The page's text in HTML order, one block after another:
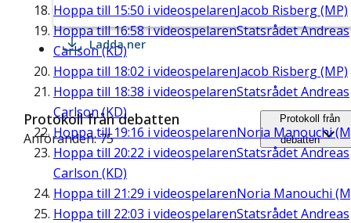
Hoppa till 15:50 i videospelarenJacob Risberg (MP)
Hoppa till16:58i videospelarenStatsrådet Andreas
Carlson (KD)
Hoppa till 18:02 i videospelarenJacob Risberg (MP)
Hoppa till 18:38 i videospelarenStatsrådet Andreas
Carlson (KD)
Hoppa till19:16 i videospelarenNoria Manouchi
Hoppa till 20:22 i videospelarenStatsrådet Andreas
Carlson (KD)
Hoppa till 21:29 i videospelarenNoria Manouchi
Hoppa till 22:03 i videospelarenStatsrådet Andreas
Ladda ner
Protokoll från debatten
Anföranden: 75
Protokoll från
debatten